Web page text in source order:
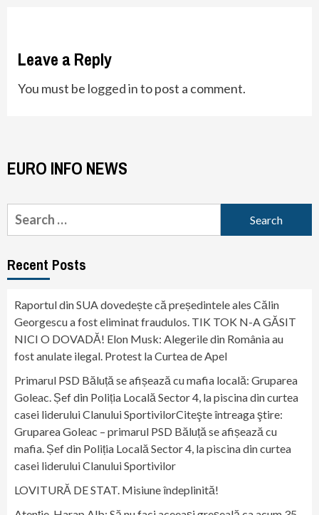
Leave a Reply
You must be logged into post a comment.
EURO INFO NEWS
Search
for:
Recent Posts
Raportul din SUA dovedește că președintele ales Călin
Georgescu a fost eliminat fraudulos. TIK TOK N-A GĂSIT
NICI O DOVADĂ! Elon Musk: Alegerile din România au
fost anulate ilegal. Protest la Curtea de Apel
Primarul PSD Băluță se afișează cu mafia locală: Gruparea
Goleac. Șef din Poliția Locală Sector 4, la piscina din curtea
casei liderului Clanului SportivilorCiteşte întreaga ştire:
Gruparea Goleac – primarul PSD Băluță se afișează cu
mafia. Șef din Poliția Locală Sector 4, la piscina din curtea
casei liderului Clanului Sportivilor
LOVITURĂ DE STAT. Misiune îndeplinită!